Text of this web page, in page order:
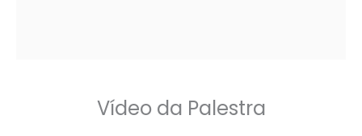
Vídeo da Palestra